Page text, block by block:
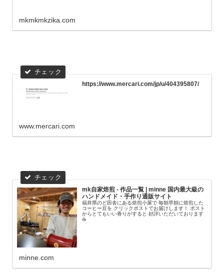
mkmkmkzika.com
https://www.mercari.com/jp/u/404395807/
www.mercari.com
mk自家焙煎 - 作品一覧 | minne 国内最大級の
ハンドメイド・手作り通販サイト
福井県のど田舎にある焙煎小屋で 毎朝早朝に焙煎した
コーヒー豆を クリックポストでお届けします！ ポスト
からとてもいい香りがすると 好評いただいております
☕️
minne.com